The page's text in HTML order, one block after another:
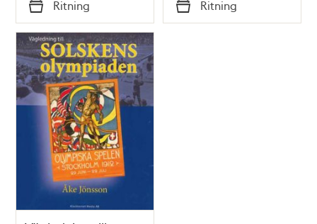
Typ
Ritning
Typ
Ritning